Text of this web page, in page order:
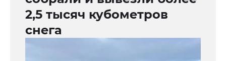
2,5 тысяч кубометров
снега